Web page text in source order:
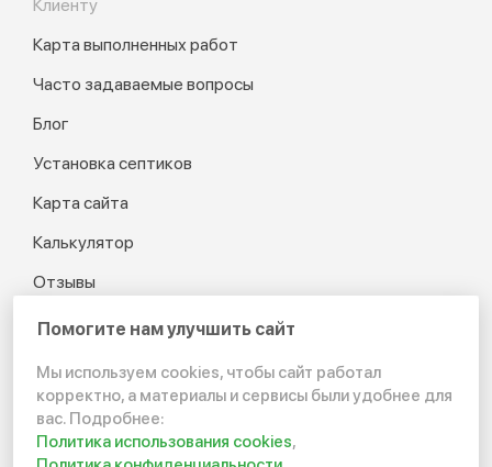
Клиенту
Карта выполненных работ
Часто задаваемые вопросы
Блог
Установка септиков
Карта сайта
Калькулятор
Отзывы
© 2012-2026 Канализация
в частном доме и на даче
Политика конфиденциальности
Помогите нам улучшить сайт
Мы используем cookies, чтобы сайт работал
корректно, а материалы и сервисы были удобнее для
вас. Подробнее:
Политика использования cookies,